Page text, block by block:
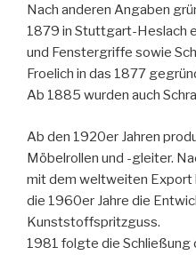
Nach anderen Angaben
1879 in Stuttgart-Heslach
und Fenstergriffe sowie
Froelich in das 1877
Ab 1885 wurden auch
Ab den 1920er Jahren
Möbelrollen und -gleiter.
mit dem weltweiten Export
die 1960er Jahre die
Kunststoffspritzguss.
1981 folgte die Schließung